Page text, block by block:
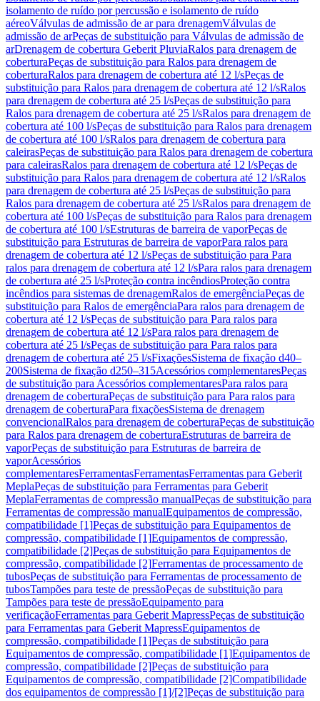
isolamento de ruído por percussão e isolamento de ruído
aéreoVálvulas de admissão de ar para drenagemVálvulas de
admissão de arPeças de substituição para Válvulas de admissão de
arDrenagem de cobertura Geberit PluviaRalos para drenagem de
coberturaPeças de substituição para Ralos para drenagem de
coberturaRalos para drenagem de cobertura até 12 l/sPeças de
substituição para Ralos para drenagem de cobertura até 12 l/sRalos
para drenagem de cobertura até 25 l/sPeças de substituição para
Ralos para drenagem de cobertura até 25 l/sRalos para drenagem de
cobertura até 100 l/sPeças de substituição para Ralos para drenagem
de cobertura até 100 l/sRalos para drenagem de cobertura para
caleirasPeças de substituição para Ralos para drenagem de cobertura
para caleirasRalos para drenagem de cobertura até 12 l/sPeças de
substituição para Ralos para drenagem de cobertura até 12 l/sRalos
para drenagem de cobertura até 25 l/sPeças de substituição para
Ralos para drenagem de cobertura até 25 l/sRalos para drenagem de
cobertura até 100 l/sPeças de substituição para Ralos para drenagem
de cobertura até 100 l/sEstruturas de barreira de vaporPeças de
substituição para Estruturas de barreira de vaporPara ralos para
drenagem de cobertura até 12 l/sPeças de substituição para Para
ralos para drenagem de cobertura até 12 l/sPara ralos para drenagem
de cobertura até 25 l/sProteção contra incêndiosProteção contra
incêndios para sistemas de drenagemRalos de emergênciaPeças de
substituição para Ralos de emergênciaPara ralos para drenagem de
cobertura até 12 l/sPeças de substituição para Para ralos para
drenagem de cobertura até 12 l/sPara ralos para drenagem de
cobertura até 25 l/sPeças de substituição para Para ralos para
drenagem de cobertura até 25 l/sFixaçõesSistema de fixação d40–
200Sistema de fixação d250–315Acessórios complementaresPeças
de substituição para Acessórios complementaresPara ralos para
drenagem de coberturaPeças de substituição para Para ralos para
drenagem de coberturaPara fixaçõesSistema de drenagem
convencionalRalos para drenagem de coberturaPeças de substituição
para Ralos para drenagem de coberturaEstruturas de barreira de
vaporPeças de substituição para Estruturas de barreira de
vaporAcessórios
complementaresFerramentasFerramentasFerramentas para Geberit
MeplaPeças de substituição para Ferramentas para Geberit
MeplaFerramentas de compressão manualPeças de substituição para
Ferramentas de compressão manualEquipamentos de compressão,
compatibilidade [1]Peças de substituição para Equipamentos de
compressão, compatibilidade [1]Equipamentos de compressão,
compatibilidade [2]Peças de substituição para Equipamentos de
compressão, compatibilidade [2]Ferramentas de processamento de
tubosPeças de substituição para Ferramentas de processamento de
tubosTampões para teste de pressãoPeças de substituição para
Tampões para teste de pressãoEquipamento para
verificaçãoFerramentas para Geberit MapressPeças de substituição
para Ferramentas para Geberit MapressEquipamentos de
compressão, compatibilidade [1]Peças de substituição para
Equipamentos de compressão, compatibilidade [1]Equipamentos de
compressão, compatibilidade [2]Peças de substituição para
Equipamentos de compressão, compatibilidade [2]Compatibilidade
dos equipamentos de compressão [1]/[2]Peças de substituição para